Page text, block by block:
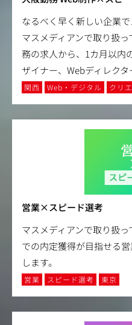
なるべく早く新しい企業
マスメディアンで取り扱
務の求人から、1カ月以内
ザイナー、Webディレク
関西 Web・デジタル クリ
営業×スピード選考
マスメディアンで取り扱
での内定獲得が目指せる
します。
営業 スピード選考 東京